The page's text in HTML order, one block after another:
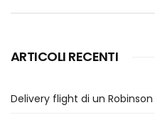
ARTICOLI RECENTI
Delivery flight di un